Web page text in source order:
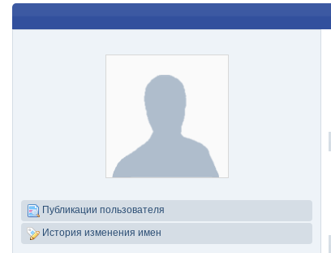
Публикации пользователя
История изменения имен